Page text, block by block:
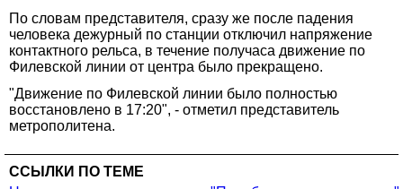
По словам представителя, сразу же после падения
человека дежурный по станции отключил напряжение
контактного рельса, в течение получаса движение по
Филевской линии от центра было прекращено.
"Движение по Филевской линии было полностью
восстановлено в 17:20", - отметил представитель
метрополитена.
ССЫЛКИ ПО ТЕМЕ